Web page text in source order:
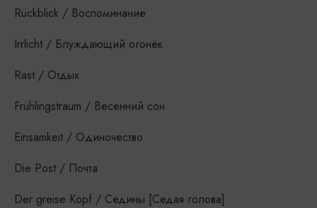
Rückblick / Воспоминание
Irrlicht / Блуждающий огонёк
Rast / Отдых
Frühlingstraum / Весенний сон
Einsamkeit / Одиночество
Die Post / Почта
Der greise Kopf / Седины [Седая голова]